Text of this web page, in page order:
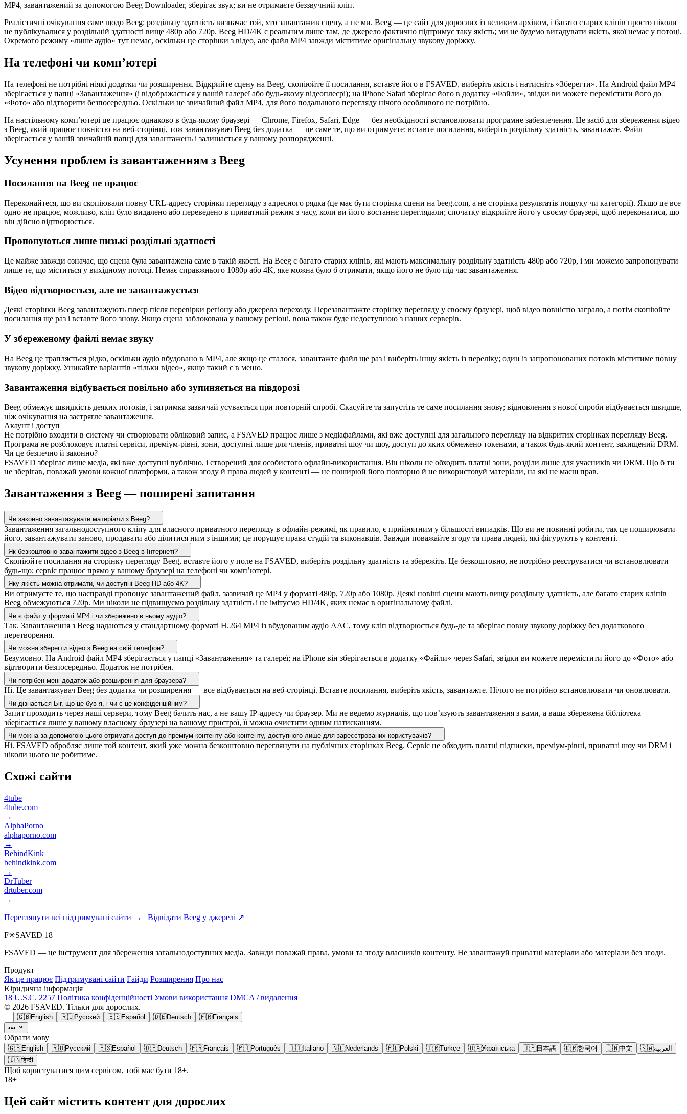
MP4, завантажений за допомогою Beeg Downloader, зберігає звук; ви не отримаєте беззвучний кліп.
Реалістичні очікування саме щодо Beeg: роздільну здатність визначає той, хто завантажив сцену, а не ми. Beeg — це сайт для дорослих із великим архівом, і багато старих кліпів просто ніколи
не публікувалися у роздільній здатності вище 480p або 720p. Beeg HD/4K є реальним лише там, де джерело фактично підтримує таку якість; ми не будемо вигадувати якість, якої немає у потоці.
Окремого режиму «лише аудіо» тут немає, оскільки це сторінки з відео, але файл MP4 завжди міститиме оригінальну звукову доріжку.
На телефоні чи комп’ютері
На телефоні не потрібні ніякі додатки чи розширення. Відкрийте сцену на Beeg, скопіюйте її посилання, вставте його в FSAVED, виберіть якість і натисніть «Зберегти». На Android файл MP4
зберігається у папці «Завантаження» (і відображається у вашій галереї або будь-якому відеоплеєрі); на iPhone Safari зберігає його в додатку «Файли», звідки ви можете перемістити його до
«Фото» або відтворити безпосередньо. Оскільки це звичайний файл MP4, для його подальшого перегляду нічого особливого не потрібно.
На настільному комп’ютері це працює однаково в будь-якому браузері — Chrome, Firefox, Safari, Edge — без необхідності встановлювати програмне забезпечення. Це засіб для збереження відео
з Beeg, який працює повністю на веб-сторінці, тож завантажувач Beeg без додатка — це саме те, що ви отримуєте: вставте посилання, виберіть роздільну здатність, завантажте. Файл
зберігається у вашій звичайній папці для завантажень і залишається у вашому розпорядженні.
Усунення проблем із завантаженням з Beeg
Посилання на Beeg не працює
Переконайтеся, що ви скопіювали повну URL-адресу сторінки перегляду з адресного рядка (це має бути сторінка сцени на beeg.com, а не сторінка результатів пошуку чи категорії). Якщо це все
одно не працює, можливо, кліп було видалено або переведено в приватний режим з часу, коли ви його востаннє переглядали; спочатку відкрийте його у своєму браузері, щоб переконатися, що
він дійсно відтворюється.
Пропонуються лише низькі роздільні здатності
Це майже завжди означає, що сцена була завантажена саме в такій якості. На Beeg є багато старих кліпів, які мають максимальну роздільну здатність 480p або 720p, і ми можемо запропонувати
лише те, що міститься у вихідному потоці. Немає справжнього 1080p або 4K, яке можна було б отримати, якщо його не було під час завантаження.
Відео відтворюється, але не завантажується
Деякі сторінки Beeg завантажують плеєр після перевірки регіону або джерела переходу. Перезавантажте сторінку перегляду у своєму браузері, щоб відео повністю заграло, а потім скопіюйте
посилання ще раз і вставте його знову. Якщо сцена заблокована у вашому регіоні, вона також буде недоступною з наших серверів.
У збереженому файлі немає звуку
На Beeg це трапляється рідко, оскільки аудіо вбудовано в MP4, але якщо це сталося, завантажте файл ще раз і виберіть іншу якість із переліку; один із запропонованих потоків міститиме повну
звукову доріжку. Уникайте варіантів «тільки відео», якщо такий є в меню.
Завантаження відбувається повільно або зупиняється на півдорозі
Beeg обмежує швидкість деяких потоків, і затримка зазвичай усувається при повторній спробі. Скасуйте та запустіть те саме посилання знову; відновлення з нової спроби відбувається швидше,
ніж очікування на застрягле завантаження.
Акаунт і доступ
Не потрібно входити в систему чи створювати обліковий запис, а FSAVED працює лише з медіафайлами, які вже доступні для загального перегляду на відкритих сторінках перегляду Beeg.
Програма не розблоковує платні сервіси, преміум-рівні, зони, доступні лише для членів, приватні шоу чи шоу, доступ до яких обмежено токенами, а також будь-який контент, захищений DRM.
Чи це безпечно й законно?
FSAVED зберігає лише медіа, які вже доступні публічно, і створений для особистого офлайн-використання. Він ніколи не обходить платні зони, розділи лише для учасників чи DRM. Що б ти
не зберігав, поважай умови кожної платформи, а також згоду й права людей у контенті — не поширюй його повторно й не використовуй матеріали, на які не маєш прав.
Завантаження з Beeg — поширені запитання
Чи законно завантажувати матеріали з Beeg?
Завантаження загальнодоступного кліпу для власного приватного перегляду в офлайн-режимі, як правило, є прийнятним у більшості випадків. Що ви не повинні робити, так це поширювати
його, завантажувати заново, продавати або ділитися ним з іншими; це порушує права студій та виконавців. Завжди поважайте згоду та права людей, які фігурують у контенті.
Як безкоштовно завантажити відео з Beeg в Інтернеті?
Скопіюйте посилання на сторінку перегляду Beeg, вставте його у поле на FSAVED, виберіть роздільну здатність та збережіть. Це безкоштовно, не потрібно реєструватися чи встановлювати
будь-що; сервіс працює прямо у вашому браузері на телефоні чи комп’ютері.
Яку якість можна отримати, чи доступні Beeg HD або 4K?
Ви отримуєте те, що насправді пропонує завантажений файл, зазвичай це MP4 у форматі 480p, 720p або 1080p. Деякі новіші сцени мають вищу роздільну здатність, але багато старих кліпів
Beeg обмежуються 720p. Ми ніколи не підвищуємо роздільну здатність і не імітуємо HD/4K, яких немає в оригінальному файлі.
Чи є файл у форматі MP4 і чи збережено в ньому аудіо?
Так. Завантаження з Beeg надаються у стандартному форматі H.264 MP4 із вбудованим аудіо AAC, тому кліп відтворюється будь-де та зберігає повну звукову доріжку без додаткового
перетворення.
Чи можна зберегти відео з Beeg на свій телефон?
Безумовно. На Android файл MP4 зберігається у папці «Завантаження» та галереї; на iPhone він зберігається в додатку «Файли» через Safari, звідки ви можете перемістити його до «Фото» або
відтворити безпосередньо. Додаток не потрібен.
Чи потрібен мені додаток або розширення для браузера?
Ні. Це завантажувач Beeg без додатка чи розширення — все відбувається на веб-сторінці. Вставте посилання, виберіть якість, завантажте. Нічого не потрібно встановлювати чи оновлювати.
Чи дізнається Біг, що це був я, і чи є це конфіденційним?
Запит проходить через наші сервери, тому Beeg бачить нас, а не вашу IP-адресу чи браузер. Ми не ведемо журналів, що пов’язують завантаження з вами, а ваша збережена бібліотека
зберігається лише у вашому власному браузері на вашому пристрої, її можна очистити одним натисканням.
Чи можна за допомогою цього отримати доступ до преміум-контенту або контенту, доступного лише для зареєстрованих користувачів?
Ні. FSAVED обробляє лише той контент, який уже можна безкоштовно переглянути на публічних сторінках Beeg. Сервіс не обходить платні підписки, преміум-рівні, приватні шоу чи DRM і
ніколи цього не робитиме.
Схожі сайти
4tube
4tube.com
→
AlphaPorno
alphaporno.com
→
BehindKink
behindkink.com
→
DrTuber
drtuber.com
→
Переглянути всі підтримувані сайти → Відвідати Beeg у джерелі ↗
F✳SAVED 18+
FSAVED — це інструмент для збереження загальнодоступних медіа. Завжди поважай права, умови та згоду власників контенту. Не завантажуй приватні матеріали або матеріали без згоди.
Продукт
Як це працює Підтримувані сайти Гайди Розширення Про нас
Юридична інформація
18 U.S.C. 2257 Політика конфіденційності Умови використання DMCA / видалення
© 2026 FSAVED. Тільки для дорослих.
🇬🇧English 🇷🇺Русский 🇪🇸Español 🇩🇪Deutsch 🇫🇷Français
•••
Обрати мову
🇬🇧English 🇷🇺Русский 🇪🇸Español 🇩🇪Deutsch 🇫🇷Français 🇵🇹Português 🇮🇹Italiano 🇳🇱Nederlands 🇵🇱Polski 🇹🇷Türkçe 🇺🇦Українська 🇯🇵日本語 🇰🇷한국어 🇨🇳中文 🇸🇦العربية
🇮🇳हिन्दी
Щоб користуватися цим сервісом, тобі має бути 18+.
18+
Цей сайт містить контент для дорослих